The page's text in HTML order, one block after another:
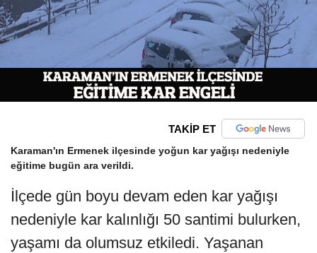
TAKİP ET
Karaman'ın Ermenek ilçesinde yoğun kar yağışı nedeniyle
eğitime bugün ara verildi.
İlçede gün boyu devam eden kar yağışı
nedeniyle kar kalınlığı 50 santimi bulurken,
yaşamı da olumsuz etkiledi. Yaşanan